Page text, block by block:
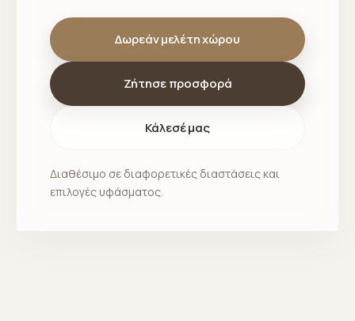
Δωρεάν μελέτη χώρου
Ζήτησε προσφορά
Κάλεσέ μας
Διαθέσιμο σε διαφορετικές διαστάσεις και
επιλογές υφάσματος.